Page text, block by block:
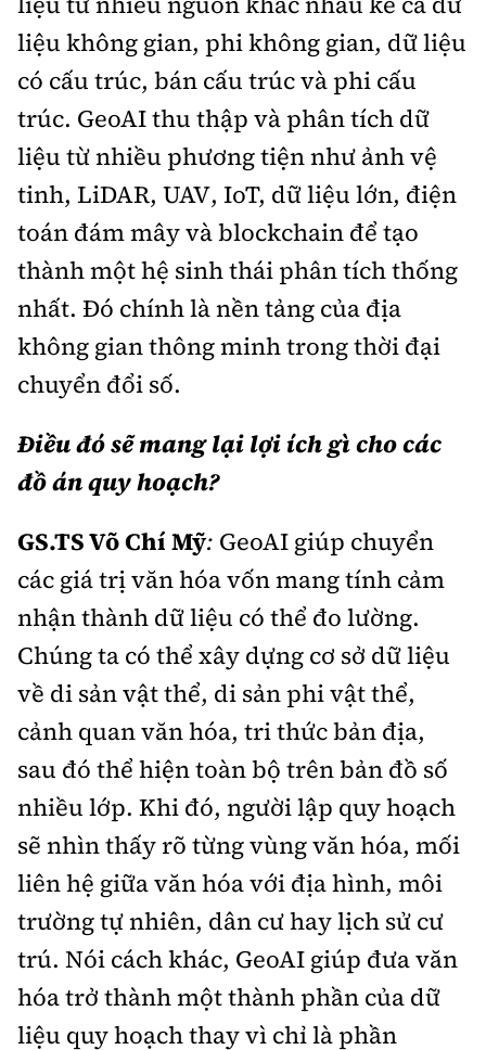
liệu không gian, phi không gian, dữ liệu
có cấu trúc, bán cấu trúc và phi cấu
trúc. GeoAI thu thập và phân tích dữ
liệu từ nhiều phương tiện như ảnh vệ
tinh, LiDAR, UAV, IoT, dữ liệu lớn, điện
toán đám mây và blockchain để tạo
thành một hệ sinh thái phân tích thống
nhất. Đó chính là nền tảng của địa
không gian thông minh trong thời đại
chuyển đổi số.
Điều đó sẽ mang lại lợi ích gì cho các
đồ án quy hoạch?
GS.TS Võ Chí Mỹ: GeoAI giúp chuyển
các giá trị văn hóa vốn mang tính cảm
nhận thành dữ liệu có thể đo lường.
Chúng ta có thể xây dựng cơ sở dữ liệu
về di sản vật thể, di sản phi vật thể,
cảnh quan văn hóa, tri thức bản địa,
sau đó thể hiện toàn bộ trên bản đồ số
nhiều lớp. Khi đó, người lập quy hoạch
sẽ nhìn thấy rõ từng vùng văn hóa, mối
liên hệ giữa văn hóa với địa hình, môi
trường tự nhiên, dân cư hay lịch sử cư
trú. Nói cách khác, GeoAI giúp đưa văn
hóa trở thành một thành phần của dữ
liệu quy hoạch thay vì chỉ là phần